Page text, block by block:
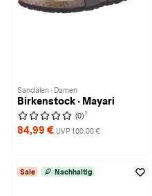
Sandalen · Damen
Birkenstock · Mayari
(0) 1
84,99 € UVP 100,00 €
Sale Nachhaltig